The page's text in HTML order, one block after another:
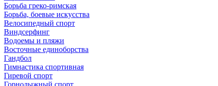
Борьба греко-римская
Борьба, боевые искусства
Велосипедный спорт
Виндсерфинг
Водоемы и пляжи
Восточные единоборства
Гандбол
Гимнастика спортивная
Гиревой спорт
Горнолыжный спорт